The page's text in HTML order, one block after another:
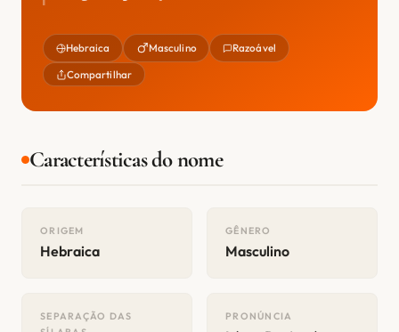
Hebraica Masculino Razoável
Compartilhar
Características do nome
ORIGEM
Hebraica
GÊNERO
Masculino
SEPARAÇÃO DAS
PRONÚNCIA